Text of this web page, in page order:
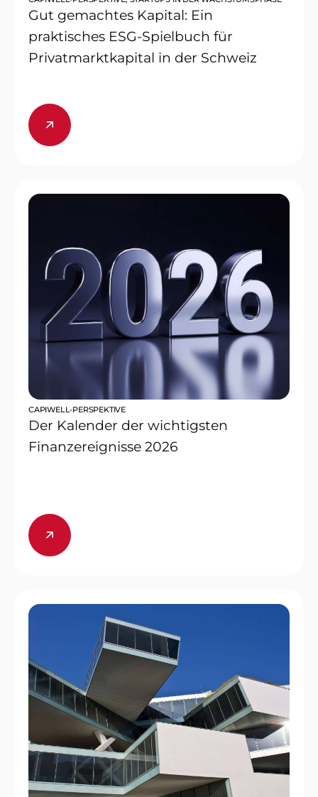
Gut gemachtes Kapital: Ein
praktisches ESG-Spielbuch für
Privatmarktkapital in der Schweiz
CAPIWELL-PERSPEKTIVE
Der Kalender der wichtigsten
Finanzereignisse 2026